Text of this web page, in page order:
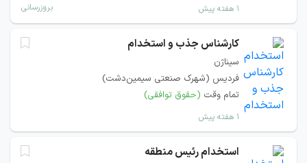
۱ هفته پیش بروزرسانی
کارشناس جذب و استخدام
سیناژن
فردیس (شهرک صنعتی سیمین‌دشت)
تمام وقت (حقوق توافقی)
۱ هفته پیش
استخدام رئیس منطقه